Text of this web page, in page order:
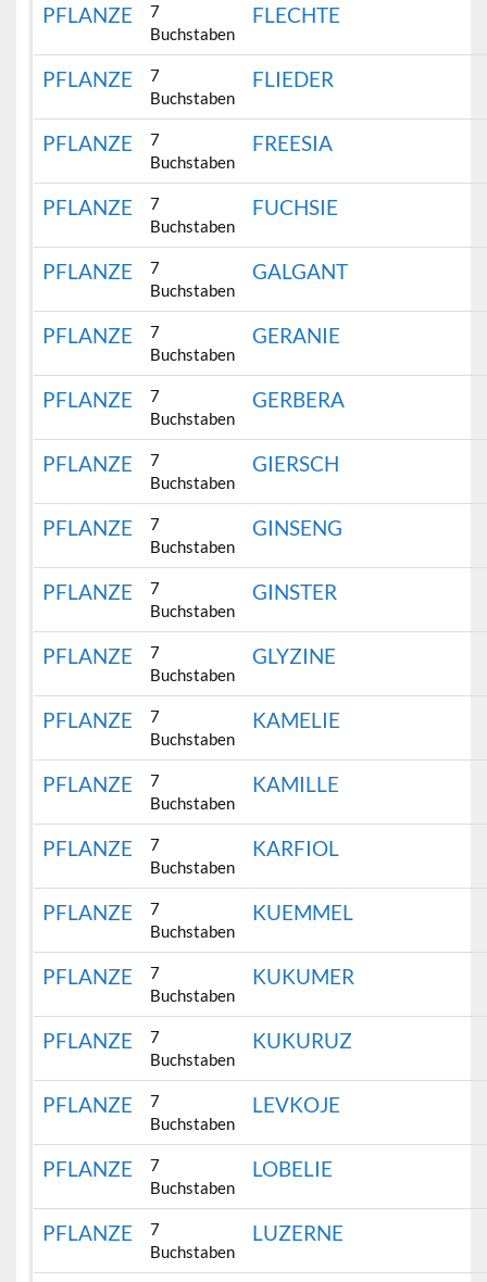
PFLANZE
7
Buchstaben
FLECHTE
PFLANZE
7
Buchstaben
FLIEDER
PFLANZE
7
Buchstaben
FREESIA
PFLANZE
7
Buchstaben
FUCHSIE
PFLANZE
7
Buchstaben
GALGANT
PFLANZE
7
Buchstaben
GERANIE
PFLANZE
7
Buchstaben
GERBERA
PFLANZE
7
Buchstaben
GIERSCH
PFLANZE
7
Buchstaben
GINSENG
PFLANZE
7
Buchstaben
GINSTER
PFLANZE
7
Buchstaben
GLYZINE
PFLANZE
7
Buchstaben
KAMELIE
PFLANZE
7
Buchstaben
KAMILLE
PFLANZE
7
Buchstaben
KARFIOL
PFLANZE
7
Buchstaben
KUEMMEL
PFLANZE
7
Buchstaben
KUKUMER
PFLANZE
7
Buchstaben
KUKURUZ
PFLANZE
7
Buchstaben
LEVKOJE
PFLANZE
7
Buchstaben
LOBELIE
PFLANZE
7
Buchstaben
LUZERNE